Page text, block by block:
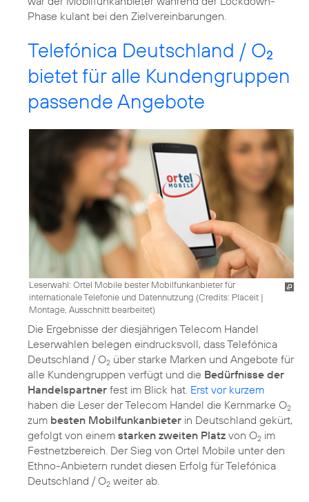
Phase kulant bei den Zielvereinbarungen.
Telefónica Deutschland / O2
bietet für alle Kundengruppen
passende Angebote
Leserwahl: Ortel Mobile bester Mobilfunkanbieter für
internationale Telefonie und Datennutzung (Credits: Placeit |
Montage, Ausschnitt bearbeitet)
Die Ergebnisse der diesjährigen Telecom Handel
Leserwahlen belegen eindrucksvoll, dass Telefónica
Deutschland / O2 über starke Marken und Angebote für
alle Kundengruppen verfügt und die Bedürfnisse der
Handelspartner fest im Blick hat. Erst vor kurzem
haben die Leser der Telecom Handel die Kernmarke O2
zum besten Mobilfunkanbieter in Deutschland gekürt,
gefolgt von einem starken zweiten Platz von O2 im
Festnetzbereich. Der Sieg von Ortel Mobile unter den
Ethno-Anbietern rundet diesen Erfolg für Telefónica
Deutschland / O2 weiter ab.